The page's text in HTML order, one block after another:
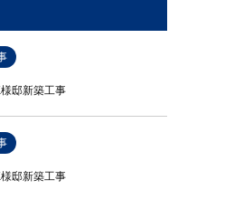
邸新築工事
邸新築工事